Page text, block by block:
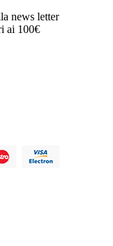
news letter
ai 100€